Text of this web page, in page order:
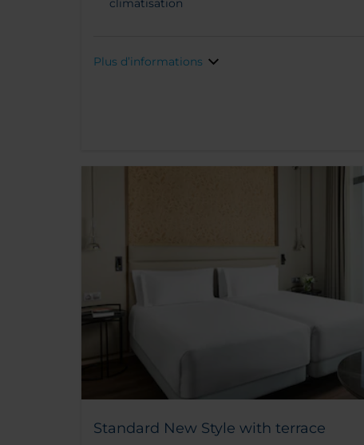
climatisation
Plus d’informations
Standard New Style with terrace